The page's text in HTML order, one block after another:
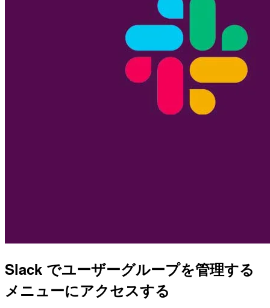
Slack でユーザーグループを管理する
メニューにアクセスする